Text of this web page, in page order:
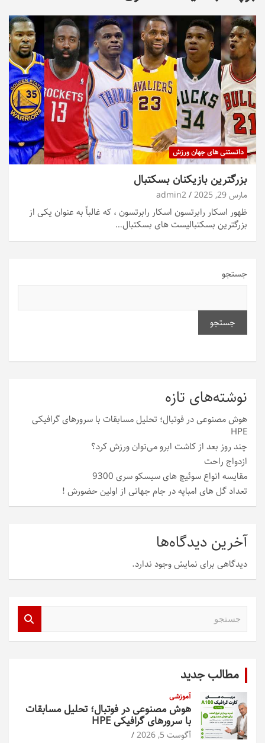
دانستنی های جهان ورزش
بزرگترین بازیکنان بسکتبال
مارس 29, 2025 admin2
ظهور اسکار رابرتسون اسکار رابرتسون ، که غالباً به عنوان یکی از
بزرگترین بسکتبالیست های بسکتبال…
جستجو
جستجو
نوشته‌های تازه
هوش مصنوعی در فوتبال؛ تحلیل مسابقات با سرورهای گرافیکی
HPE
چند روز بعد از کاشت ابرو می‌توان ورزش کرد؟
ازدواج راحت
مقایسه انواع سوئیچ های سیسکو سری 9300
تعداد گل های امباپه در جام جهانی از اولین حضورش !
آخرین دیدگاه‌ها
دیدگاهی برای نمایش وجود ندارد.
مطالب جدید
آموزشی
هوش مصنوعی در فوتبال؛ تحلیل مسابقات
با سرورهای گرافیکی HPE
آگوست 5, 2026